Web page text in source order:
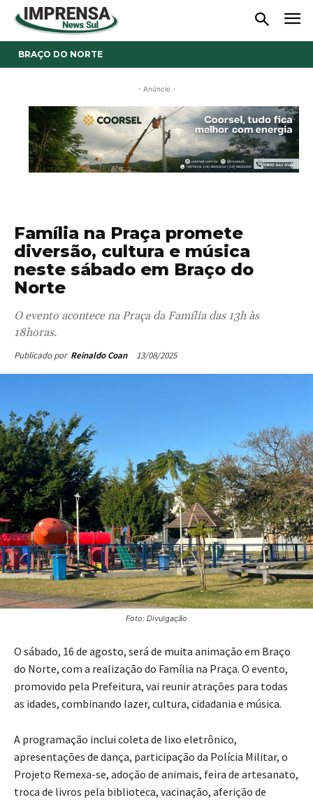
BRAÇO DO NORTE
- Anúncio -
Família na Praça promete
diversão, cultura e música
neste sábado em Braço do
Norte
O evento acontece na Praça da Família das 13h às
18horas.
Publicado por Reinaldo Coan 13/08/2025
Foto: Divulgação
O sábado, 16 de agosto, será de muita animação em Braço
do Norte, com a realização do Família na Praça. O evento,
promovido pela Prefeitura, vai reunir atrações para todas
as idades, combinando lazer, cultura, cidadania e música.
A programação inclui coleta de lixo eletrônico,
apresentações de dança, participação da Polícia Militar, o
Projeto Remexa-se, adoção de animais, feira de artesanato,
troca de livros pela biblioteca, vacinação, aferição de